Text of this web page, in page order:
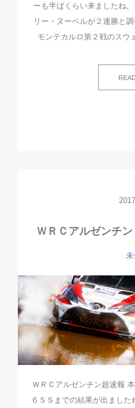
ーも半ばくらい来ましたね
リー・ヌーベルが２連勝と
モンテカルロ第２戦のス
ＷＲＣアルゼンチ
ＷＲＣアルゼンチン超速報
６ＳＳまでの結果が出まし